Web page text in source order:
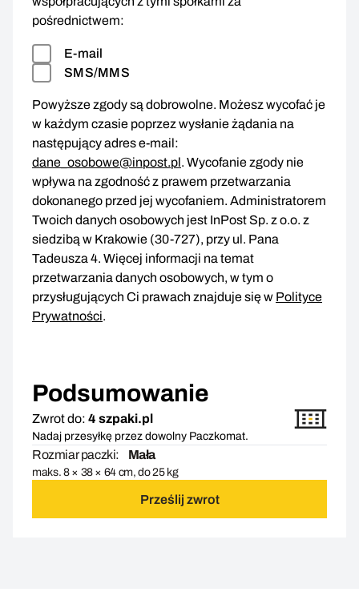
pośrednictwem:
E-mail
SMS/MMS
Powyższe zgody są dobrowolne. Możesz wycofać je
w każdym czasie poprzez wysłanie żądania na
następujący adres e-mail:
dane_osobowe@inpost.pl. Wycofanie zgody nie
wpływa na zgodność z prawem przetwarzania
dokonanego przed jej wycofaniem. Administratorem
Twoich danych osobowych jest InPost Sp. z o.o. z
siedzibą w Krakowie (30-727), przy ul. Pana
Tadeusza 4. Więcej informacji na temat
przetwarzania danych osobowych, w tym o
przysługujących Ci prawach znajduje się w Polityce
Prywatności.
Podsumowanie
Zwrot do: 4 szpaki.pl
Nadaj przesyłkę przez dowolny Paczkomat.
Rozmiar paczki: Mała
maks. 8 × 38 × 64 cm, do 25 kg
Prześlij zwrot